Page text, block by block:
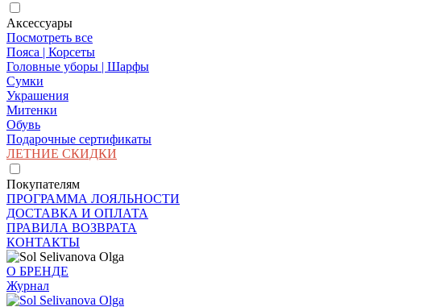
Аксессуары
Посмотреть все
Пояса | Корсеты
Головные уборы | Шарфы
Сумки
Украшения
Митенки
Обувь
Подарочные сертификаты
ЛЕТНИЕ СКИДКИ
Покупателям
ПРОГРАММА ЛОЯЛЬНОСТИ
ДОСТАВКА И ОПЛАТА
ПРАВИЛА ВОЗВРАТА
КОНТАКТЫ
О БРЕНДЕ
Журнал